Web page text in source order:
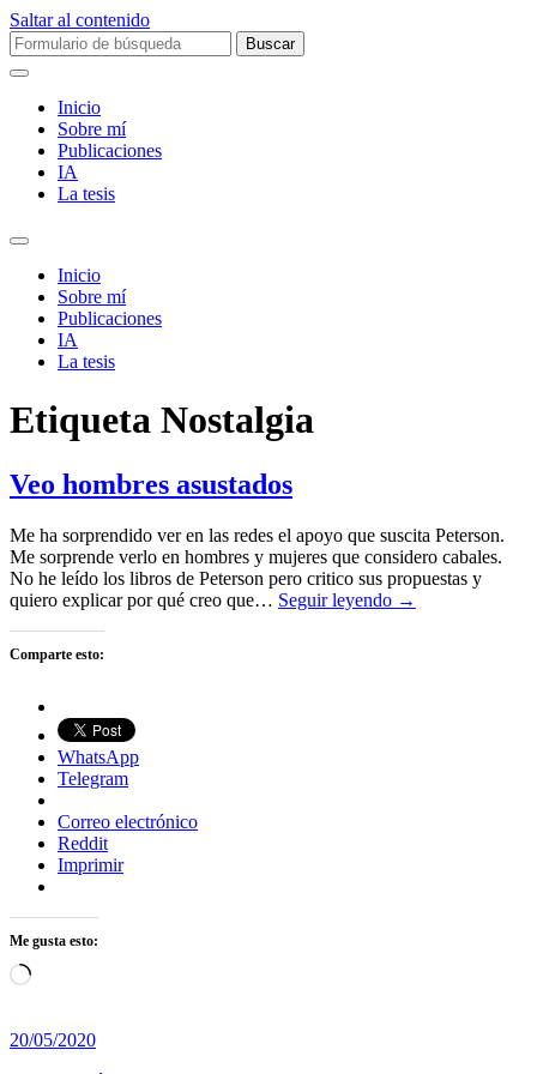
Saltar al contenido
Buscar:
Inicio
Sobre mí­
Publicaciones
IA
La tesis
Alternar
campo
búsqueda
Inicio
Sobre mí­
Publicaciones
IA
La tesis
Etiqueta Nostalgia
Veo hombres asustados
Me ha sorprendido ver en las redes el apoyo que suscita Peterson.
Me sorprende verlo en hombres y mujeres que considero cabales.
No he leído los libros de Peterson pero critico sus propuestas y
quiero explicar por qué creo que… Seguir leyendo →
Comparte esto:
WhatsApp
Telegram
Correo electrónico
Reddit
Imprimir
Me gusta esto:
Cargando...
20/05/2020